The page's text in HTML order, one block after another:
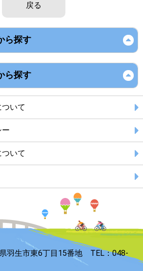
戻る
ら探す
ら探す
いて
ー
いて
羽生市東6丁目15番地 TEL：048-